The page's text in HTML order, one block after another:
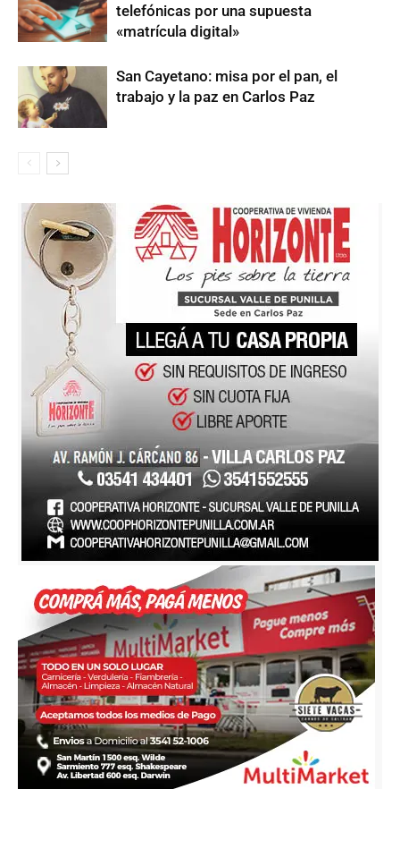
telefónicas por una supuesta
«matrícula digital»
San Cayetano: misa por el pan, el
trabajo y la paz en Carlos Paz